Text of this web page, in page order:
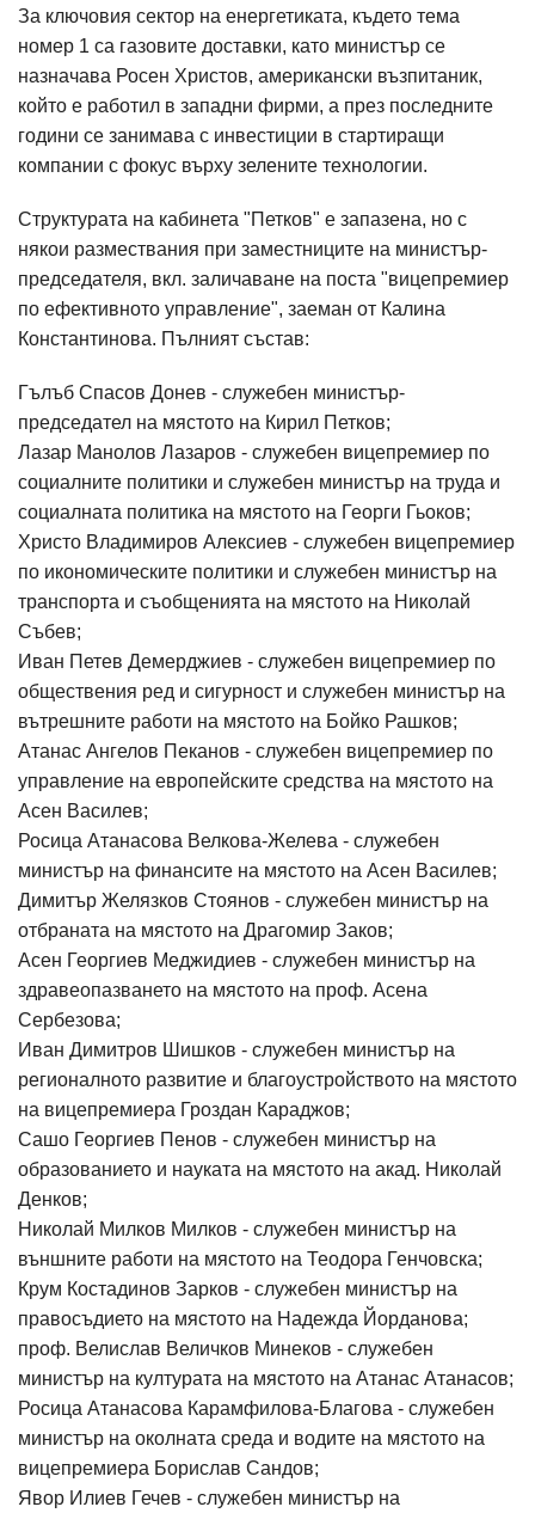
За ключовия сектор на енергетиката, където тема
номер 1 са газовите доставки, като министър се
назначава Росен Христов, американски възпитаник,
който е работил в западни фирми, а през последните
години се занимава с инвестиции в стартиращи
компании с фокус върху зелените технологии.
Структурата на кабинета "Петков" е запазена, но с
някои размествания при заместниците на министър-
председателя, вкл. заличаване на поста "вицепремиер
по ефективното управление", заеман от Калина
Константинова. Пълният състав:
Гълъб Спасов Донев - служебен министър-
председател на мястото на Кирил Петков;
Лазар Манолов Лазаров - служебен вицепремиер по
социалните политики и служебен министър на труда и
социалната политика на мястото на Георги Гьоков;
Христо Владимиров Алексиев - служебен вицепремиер
по икономическите политики и служебен министър на
транспорта и съобщенията на мястото на Николай
Събев;
Иван Петев Демерджиев - служебен вицепремиер по
обществения ред и сигурност и служебен министър на
вътрешните работи на мястото на Бойко Рашков;
Атанас Ангелов Пеканов - служебен вицепремиер по
управление на европейските средства на мястото на
Асен Василев;
Росица Атанасова Велкова-Желева - служебен
министър на финансите на мястото на Асен Василев;
Димитър Желязков Стоянов - служебен министър на
отбраната на мястото на Драгомир Заков;
Асен Георгиев Меджидиев - служебен министър на
здравеопазването на мястото на проф. Асена
Сербезова;
Иван Димитров Шишков - служебен министър на
регионалното развитие и благоустройството на мястото
на вицепремиера Гроздан Караджов;
Сашо Георгиев Пенов - служебен министър на
образованието и науката на мястото на акад. Николай
Денков;
Николай Милков Милков - служебен министър на
външните работи на мястото на Теодора Генчовска;
Крум Костадинов Зарков - служебен министър на
правосъдието на мястото на Надежда Йорданова;
проф. Велислав Величков Минеков - служебен
министър на културата на мястото на Атанас Атанасов;
Росица Атанасова Карамфилова-Благова - служебен
министър на околната среда и водите на мястото на
вицепремиера Борислав Сандов;
Явор Илиев Гечев - служебен министър на